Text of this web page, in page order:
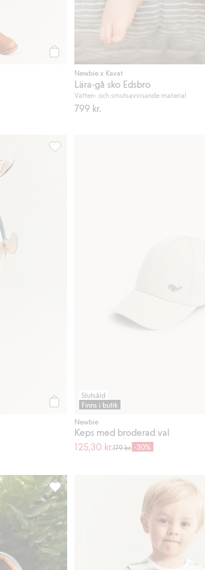
Newbie x Kavat
Lära-gå sko Edsbro
Vatten- och smutsavvisande material
799 kr.
Slutsåld
Finns i butik
Newbie
Keps med broderad val
125,30 kr.179 kr. -30%
Djurmönstrad lära-gå sko Edsbro, Lägg